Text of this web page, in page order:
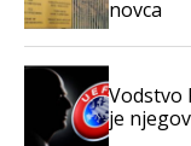
novca
Vodstvo
je